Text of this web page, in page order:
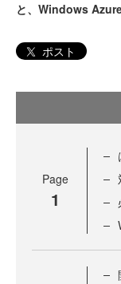
と、Windows
ポスト
Page
1